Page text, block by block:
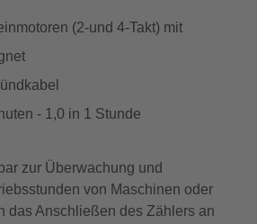
(2-und 4-Takt) mit
- 1,0 in 1 Stunde
zur Überwachung und
von Maschinen oder
das Anschließen des Zählers an